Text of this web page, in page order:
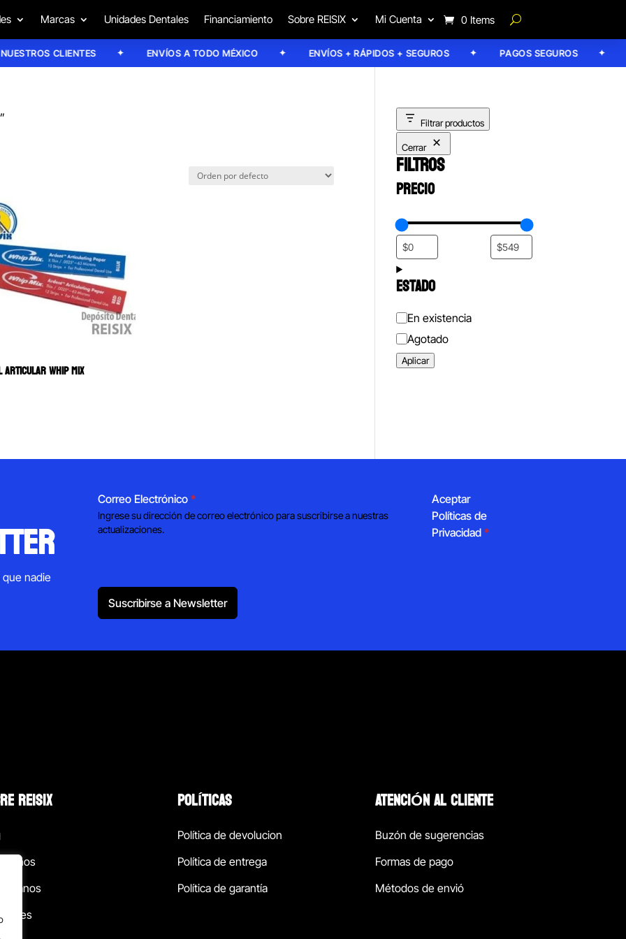
Marcas Unidades Dentales Financiamiento Sobre REISIX Mi Cuenta 0 Items
CLIENTES ENVÍOS A TODO MÉXICO ENVÍOS + RÁPIDOS + SEGUROS PAGOS SEGUROS
ARTICULAR WHIP MIX
Filtrar productos
Cerrar
FILTROS
PRECIO
ESTADO
Estado
En existencia
Agotado
Aplicar
nadie
Correo Electrónico *
Ingrese su dirección de correo electrónico para suscribirse a nuestras
actualizaciones.
Aceptar
Políticas de
Privacidad *
Suscribirse a Newsletter
REISIX POLÍTICAS
Política de devolucion
Política de entrega
Política de garantía
ATENCIÓN AL CLIENTE
Buzón de sugerencias
Formas de pago
Métodos de envió